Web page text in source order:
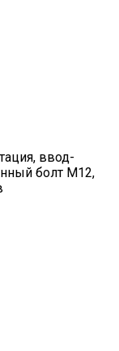
ввод-
болт M12,